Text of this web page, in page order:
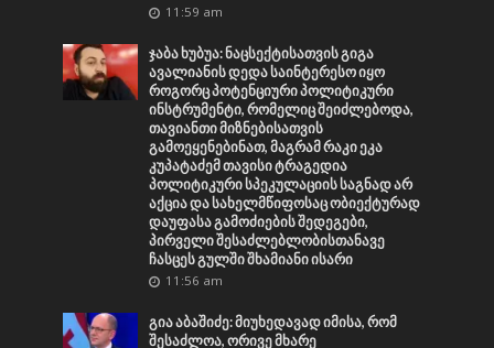
11:59 am
ჯაბა ხუბუა: ნაცსექტისათვის გიგა
ავალიანის დედა საინტერესო იყო
როგორც პოტენციური პოლიტიკური
ინსტრუმენტი, რომელიც შეიძლებოდა,
თავიანთი მიზნებისათვის
გამოეყენებინათ, მაგრამ რაკი ეკა
კუპატაძემ თავისი ტრაგედია
პოლიტიკური სპეკულაციის საგნად არ
აქცია და სახელმწიფოსაც ობიექტურად
დაუფასა გამოძიების შედეგები,
პირველი შესაძლებლობისთანავე
ჩასცეს გულში შხამიანი ისარი
11:56 am
გია აბაშიძე: მიუხედავად იმისა, რომ
შესაძლოა, ორივე მხარე